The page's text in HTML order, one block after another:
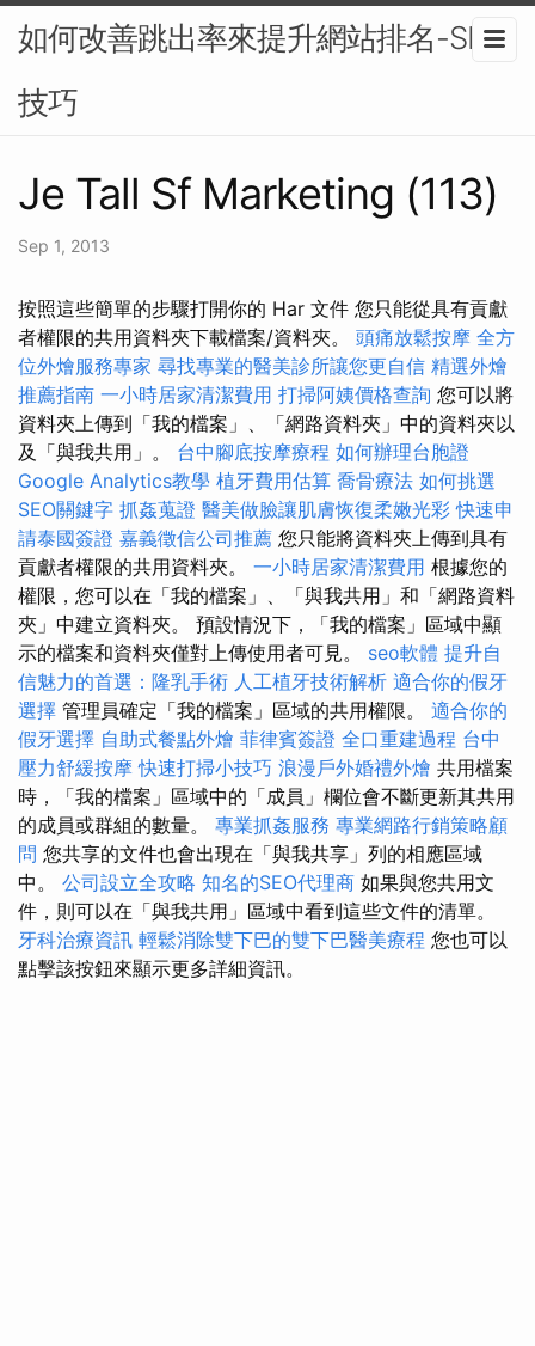
如何改善跳出率來提升網站排名-SEO
技巧
Je Tall Sf Marketing (113)
Sep 1, 2013
按照這些簡單的步驟打開你的 Har 文件 您只能從具有貢獻
者權限的共用資料夾下載檔案/資料夾。 頭痛放鬆按摩 全方
位外燴服務專家 尋找專業的醫美診所讓您更自信 精選外燴
推薦指南 一小時居家清潔費用 打掃阿姨價格查詢 您可以將
資料夾上傳到「我的檔案」、「網路資料夾」中的資料夾以
及「與我共用」。 台中腳底按摩療程 如何辦理台胞證
Google Analytics教學 植牙費用估算 喬骨療法 如何挑選
SEO關鍵字 抓姦蒐證 醫美做臉讓肌膚恢復柔嫩光彩 快速申
請泰國簽證 嘉義徵信公司推薦 您只能將資料夾上傳到具有
貢獻者權限的共用資料夾。 一小時居家清潔費用 根據您的
權限，您可以在「我的檔案」、「與我共用」和「網路資料
夾」中建立資料夾。 預設情況下，「我的檔案」區域中顯
示的檔案和資料夾僅對上傳使用者可見。 seo軟體 提升自
信魅力的首選：隆乳手術 人工植牙技術解析 適合你的假牙
選擇 管理員確定「我的檔案」區域的共用權限。 適合你的
假牙選擇 自助式餐點外燴 菲律賓簽證 全口重建過程 台中
壓力舒緩按摩快速打掃小技巧 浪漫戶外婚禮外燴 共用檔案
時，「我的檔案」區域中的「成員」欄位會不斷更新其共用
的成員或群組的數量。 專業抓姦服務 專業網路行銷策略顧
問 您共享的文件也會出現在「與我共享」列的相應區域
中。 公司設立全攻略 知名的SEO代理商 如果與您共用文
件，則可以在「與我共用」區域中看到這些文件的清單。
牙科治療資訊 輕鬆消除雙下巴的雙下巴醫美療程 您也可以
點擊該按鈕來顯示更多詳細資訊。